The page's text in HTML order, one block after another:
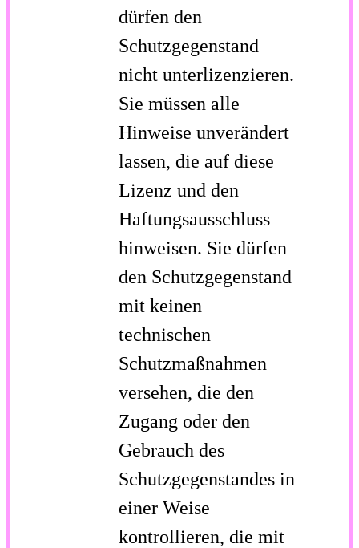
dürfen den
Schutzgegenstand
nicht unterlizenzieren.
Sie müssen alle
Hinweise unverändert
lassen, die auf diese
Lizenz und den
Haftungsausschluss
hinweisen. Sie dürfen
den Schutzgegenstand
mit keinen
technischen
Schutzmaßnahmen
versehen, die den
Zugang oder den
Gebrauch des
Schutzgegenstandes in
einer Weise
kontrollieren, die mit